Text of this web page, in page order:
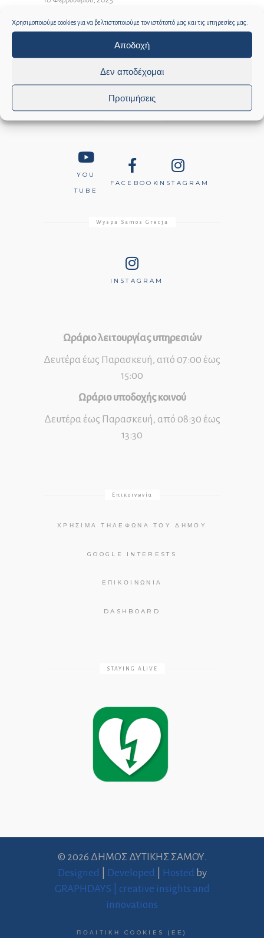
Χρησιμοποιούμε cookies για να βελτιστοποιούμε τον ιστότοπό μας και τις υπηρεσίες μας.
Αποδοχή
Δεν αποδέχομαι
Προτιμήσεις
YOU
TUBE
FACEBOOKINSTAGRAM
Wyspa Samos Grecja
INSTAGRAM
Ωράριο λειτουργίας υπηρεσιών
Δευτέρα έως Παρασκευή, από 07:00 έως
15:00
Ωράριο υποδοχής κοινού
Δευτέρα έως Παρασκευή, από 08:30 έως
13:30
Επικοινωνία
ΧΡΉΣΙΜΑ ΤΗΛΈΦΩΝΑ ΤΟΥ ΔΉΜΟΥ
GOOGLE INTERESTS
ΕΠΙΚΟΙΝΩΝΊΑ
DASHBOARD
STAYING ALIVE
© 2026 ΔΗΜΟΣ ΔΥΤΙΚΗΣ ΣΑΜΟΥ.
Designed
Developed Hosted by
GRAPHDAYS | creative insights and
innovations
ΠΟΛΙΤΙΚΉ COOKIES (ΕΕ)